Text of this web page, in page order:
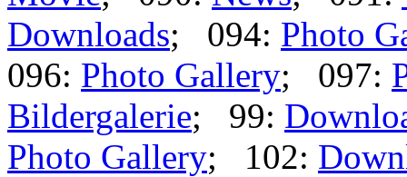
Downloads; 094: Photo
096: Photo Gallery; 097:
Bildergalerie; 99:
Photo Gallery; 102: